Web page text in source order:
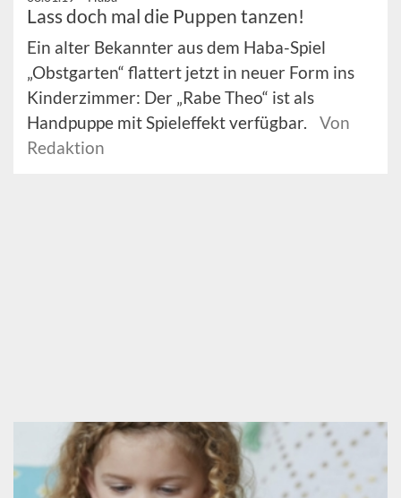
Lass doch mal die Puppen tanzen!
Ein alter Bekannter aus dem Haba-Spiel
„Obstgarten“ flattert jetzt in neuer Form ins
Kinderzimmer: Der „Rabe Theo“ ist als
Handpuppe mit Spieleffekt verfügbar.
Von
Redaktion